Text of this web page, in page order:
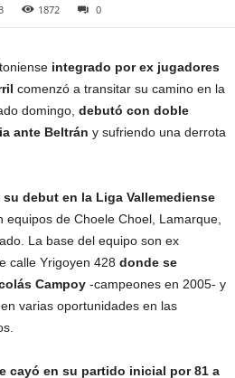
1872 0
integrado por ex jugadores
comenzó a transitar su camino en la
domingo, debutó con doble
ante Beltrán y sufriendo una derrota
debut en la Liga Vallemediense
de Choele Choel, Lamarque,
La base del equipo son ex
calle Yrigoyen 428 donde se
Campoy -campeones en 2005- y
varias oportunidades en las
cayó en su partido inicial por 81 a